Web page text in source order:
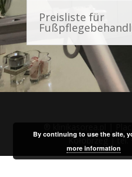
Preisliste für
Kołobrzeg | tel.
By continuing to use the site,
more information